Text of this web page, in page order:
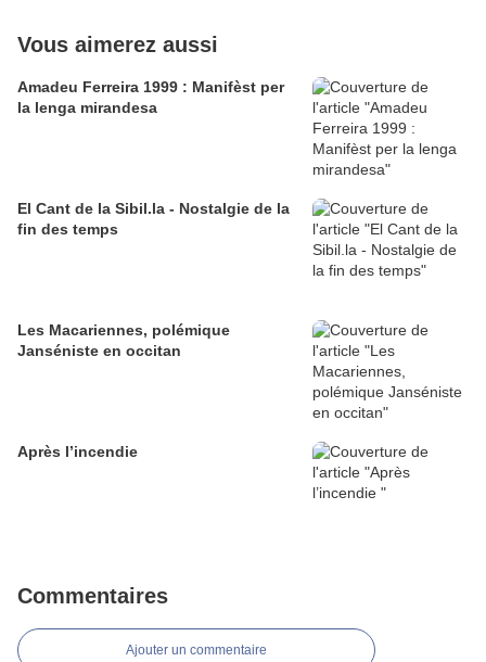
Vous aimerez aussi
Amadeu Ferreira 1999 : Manifèst per
la lenga mirandesa
El Cant de la Sibil.la - Nostalgie de la
fin des temps
Les Macariennes, polémique
Janséniste en occitan
Après l’incendie
Commentaires
Ajouter un commentaire